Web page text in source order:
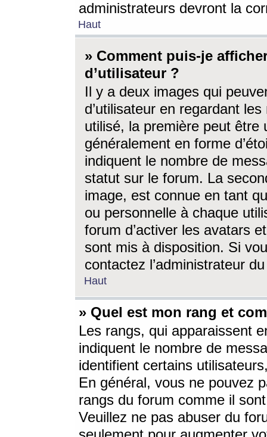
administrateurs devront la
Haut
» Comment puis-je
d’utilisateur ?
Il y a deux images qui
d’utilisateur en regardant
utilisé, la première peut être
généralement en forme
indiquent le nombre de
statut sur le forum. La
image, est connue en tant
ou personnelle à chaque
forum d’activer les avatars
sont mis à disposition. Si
contactez l’administrateur
Haut
» Quel est mon rang et
Les rangs, qui apparaissent
indiquent le nombre de
identifient certains
En général, vous ne pouvez
rangs du forum comme il
Veuillez ne pas abuser du